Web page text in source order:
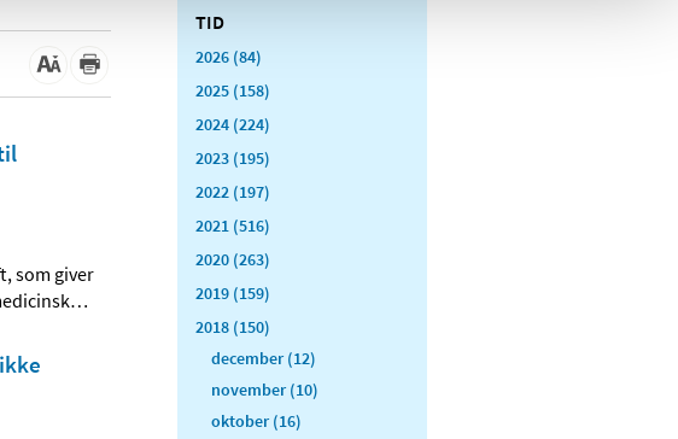
som giver
…
TID
2026 (84)
2025 (158)
2024 (224)
2023 (195)
2022 (197)
2021 (516)
2020 (263)
2019 (159)
2018 (150)
december (12)
november (10)
oktober (16)